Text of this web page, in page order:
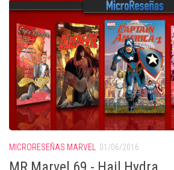
MICRORESEÑAS MARVEL 01/06/2016